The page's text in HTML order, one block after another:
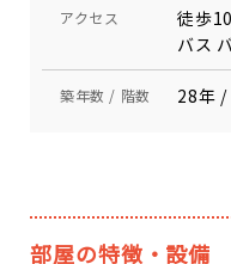
アクセス
徒歩
バス
築年数 / 階数 28年 /
部屋の特徴・設備